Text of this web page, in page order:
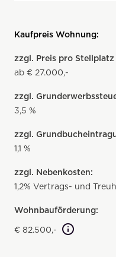
Kaufpreis Wohnung:
zzgl. Preis pro Stellplatz
ab € 27.000,-
zzgl.
3,5 %
zzgl.
1,1 %
zzgl. Nebenkosten:
1,2% Vertrags- und
Wohnbauförderung:
€ 82.500,-